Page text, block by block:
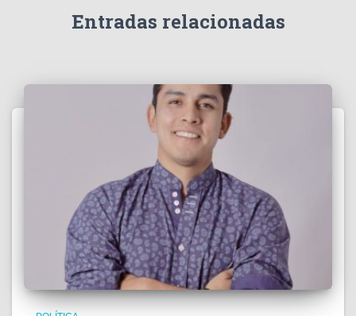
Entradas relacionadas